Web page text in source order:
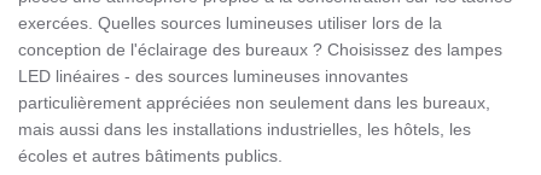
exercées. Quelles sources lumineuses utiliser lors de la
conception de l'éclairage des bureaux ? Choisissez des lampes
LED linéaires - des sources lumineuses innovantes
particulièrement appréciées non seulement dans les bureaux,
mais aussi dans les installations industrielles, les hôtels, les
écoles et autres bâtiments publics.